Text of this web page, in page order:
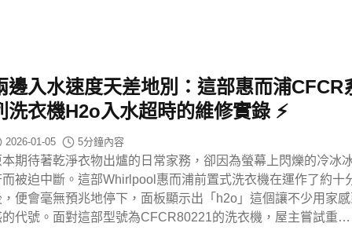
邊入水速度天差地別：這部惠而浦CFCR
洗衣機h2o入水超時的維修實錄 ⚡
2026-01-05 5分鐘內容
本期待著乾淨衣物出爐的日常家務，卻因為螢幕上閃爍的冷冰
而被迫中斷。這部Whirlpool惠而浦前置式洗衣機在運作了約十
，便會毫無預兆地停下，面板顯示出「h2o」這個讓不少用家感
的代號。面對這部型號為CFCR80221的洗衣機，屋主嘗試重…